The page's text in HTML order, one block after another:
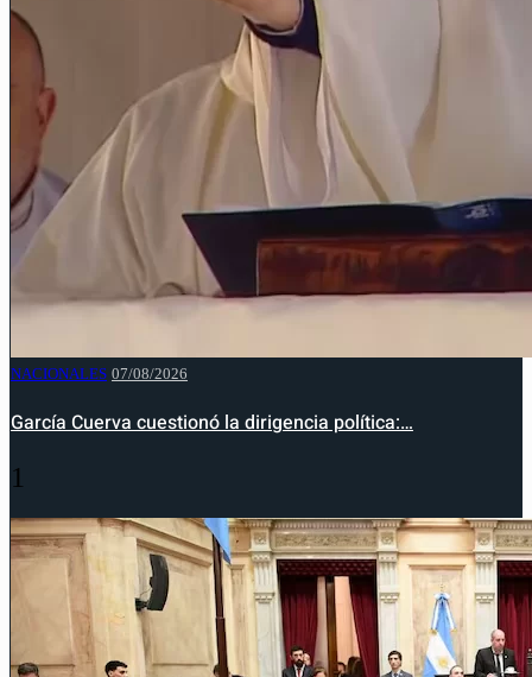
NACIONALES 07/08/2026
García Cuerva cuestionó la dirigencia política:…
1